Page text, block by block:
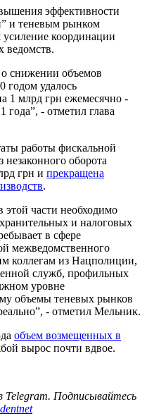
эффективности
и теневым рынком
координации
ведомств.
о снижении объемов
годом удалось
1 млрд грн ежемесячно -
года”, - отметил глава
работы фискальной
незаконного оборота
грн и прекращена
.
части необходимо
и налоговых
в сфере
межведомственного
коллегам из Нацполиции,
служб, профильных
уровне
объемы теневых рынков
- отметил Мельник.
объем возмещенных в
вырос почти вдвое.
Telegram. Подписывайтесь